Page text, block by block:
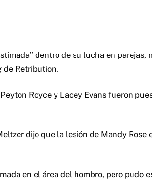
dentro de su lucha en parejas,
de Retribution.
Royce y Lacey Evans fueron
dijo que la lesión de Mandy Rose
en el área del hombro, pero pudo